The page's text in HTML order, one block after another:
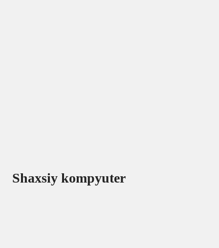
Shaxsiy kompyuter